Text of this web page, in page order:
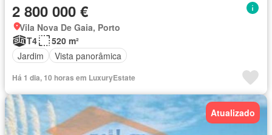
2 800 000 €
Vila Nova De Gaia, Porto
T4
520 m²
Jardim
Vista panorâmica
Há 1 dia, 10 horas em LuxuryEstate
Atualizado